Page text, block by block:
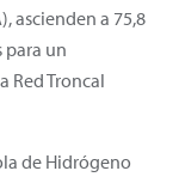
ascienden a 75,8
para un
Red Troncal
de Hidrógeno